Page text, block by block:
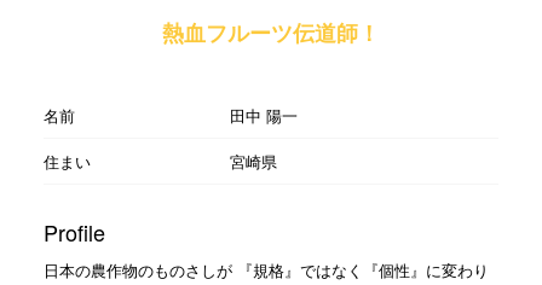
熱血フルーツ伝道師！
名前
田中 陽一
住まい
宮崎県
Profile
日本の農作物のものさしが 『規格』ではなく『個性』に変わり